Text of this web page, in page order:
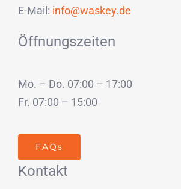
E-Mail: info@waskey.de
Öffnungszeiten
Mo. – Do. 07:00 – 17:00
Fr. 07:00 – 15:00
FAQs
Kontakt